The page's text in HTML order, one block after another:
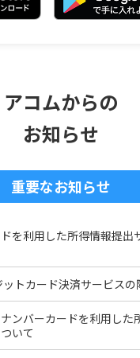
アコムからの
お知らせ
重要なお知らせ
ドを利用した所得情報提出
ットカード決済サービス
ナンバーカードを利用した
いて